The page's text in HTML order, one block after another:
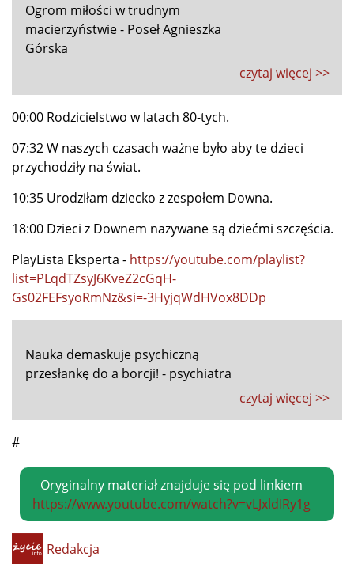
Ogrom miłości w trudnym
macierzyństwie - Poseł Agnieszka
Górska
czytaj więcej >>
00:00 Rodzicielstwo w latach 80-tych.
07:32 W naszych czasach ważne było aby te dzieci
przychodziły na świat.
10:35 Urodziłam dziecko z zespołem Downa.
18:00 Dzieci z Downem nazywane są dziećmi szczęścia.
PlayLista Eksperta - https://youtube.com/playlist?
list=PLqdTZsyJ6KveZ2cGqH-
Gs02FEFsyoRmNz&si=-3HyjqWdHVox8DDp
Nauka demaskuje psychiczną
przesłankę do a borcji! - psychiatra
czytaj więcej >>
#
Oryginalny materiał znajduje się pod linkiem
https://www.youtube.com/watch?v=vLJxldIRy1g
Redakcja